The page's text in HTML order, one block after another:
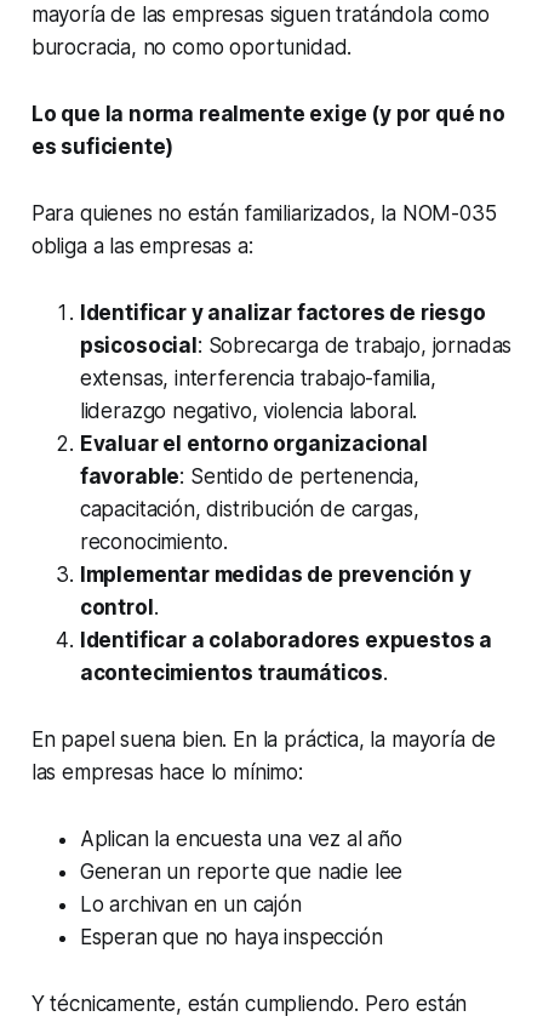
mayoría de las empresas siguen tratándola como
burocracia, no como oportunidad.
Lo que la norma realmente exige (y por qué no
es suficiente)
Para quienes no están familiarizados, la NOM-035
obliga a las empresas a:
Identificar y analizar factores de riesgo
psicosocial: Sobrecarga de trabajo, jornadas
extensas, interferencia trabajo-familia,
liderazgo negativo, violencia laboral.
Evaluar el entorno organizacional
favorable: Sentido de pertenencia,
capacitación, distribución de cargas,
reconocimiento.
Implementar medidas de prevención y
control.
Identificar a colaboradores expuestos a
acontecimientos traumáticos.
En papel suena bien. En la práctica, la mayoría de
las empresas hace lo mínimo:
Aplican la encuesta una vez al año
Generan un reporte que nadie lee
Lo archivan en un cajón
Esperan que no haya inspección
Y técnicamente, están cumpliendo. Pero están